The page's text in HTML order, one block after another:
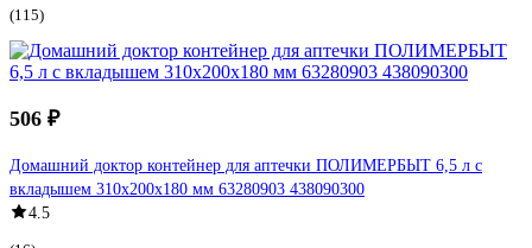
(115)
506 ₽
Домашний доктор контейнер для аптечки ПОЛИМЕРБЫТ 6,5 л с
вкладышем 310x200x180 мм 63280903 438090300
4.5